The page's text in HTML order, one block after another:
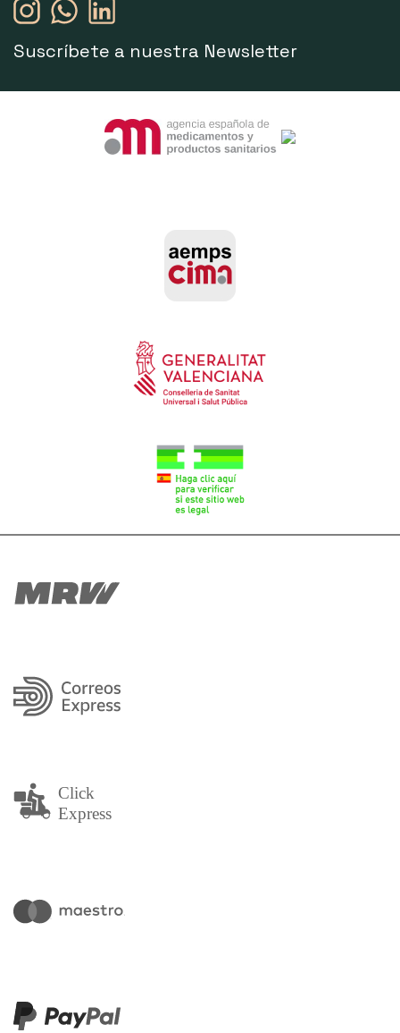
Suscríbete a nuestra Newsletter